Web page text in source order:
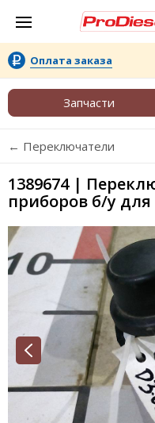
Оплата заказа
Запчасти
← Переключатели
1389674 |
приборов б/у для